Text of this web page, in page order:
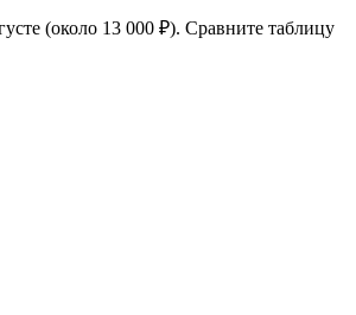
(около 13 000 ₽). Сравните таблицу